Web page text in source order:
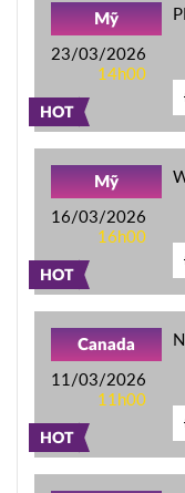
HOT
Mỹ
23/03/2026
14h00
HOT
Mỹ
16/03/2026
16h00
HOT
Canada
11/03/2026
11h00